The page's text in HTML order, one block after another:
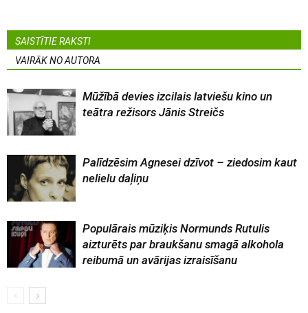
SAISTĪTIE RAKSTI
VAIRĀK NO AUTORA
Mūžībā devies izcilais latviešu kino un
teātra režisors Jānis Streičs
Palīdzēsim Agnesei dzīvot – ziedosim kaut
nelielu daļiņu
Populārais mūziķis Normunds Rutulis
aizturēts par braukšanu smagā alkohola
reibumā un avārijas izraisīšanu